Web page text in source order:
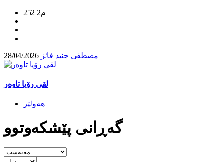
252 م2
مصطفی جنید فائز 28/04/2026
لقی رۆیا تاوەر
هه‌ولێر
گه‌ڕانی پێشكه‌وتوو